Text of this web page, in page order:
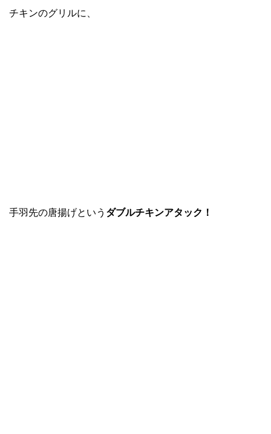
チキンのグリルに、
手羽先の唐揚げという ダブルチキンアタック！